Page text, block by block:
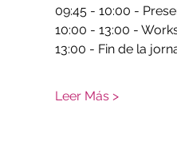
09:45 - 10:00 -
10:00 - 13:00 -
13:00 - Fin de la
Leer Más >